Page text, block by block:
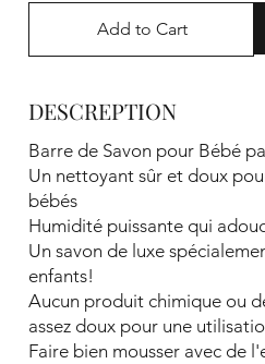
Add to Cart
DESCREPTION
Barre de Savon pour Bébé
Un nettoyant sûr et doux
bébés
Humidité puissante qui
Un savon de luxe
enfants!
Aucun produit chimique ou
assez doux pour une
Faire bien mousser avec de